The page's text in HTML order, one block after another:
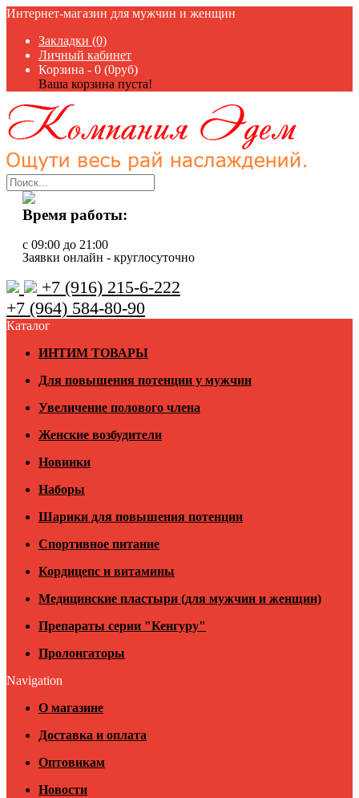
Интернет-магазин для мужчин и женщин
Закладки (0)
Личный кабинет
Корзина - 0 (0руб)
Ваша корзина пуста!
Время работы:
с 09:00 до 21:00
Заявки онлайн - круглосуточно
+7 (916) 215-6-222
+7 (964) 584-80-90
Каталог
ИНТИМ ТОВАРЫ
Для повышения потенции у мужчин
Увеличение полового члена
Женские возбудители
Новинки
Наборы
Шарики для повышения потенции
Спортивное питание
Кордицепс и витамины
Медицинские пластыри (для мужчин и женщин)
Препараты серии "Кенгуру"
Пролонгаторы
Navigation
О магазине
Доставка и оплата
Оптовикам
Новости